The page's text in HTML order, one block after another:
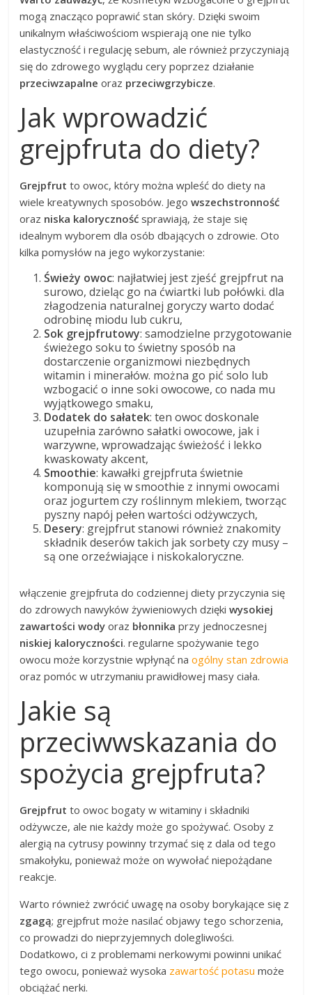
mogą znacząco poprawić stan skóry. Dzięki swoim
unikalnym właściwościom wspierają one nie tylko
elastyczność i regulację sebum, ale również przyczyniają
się do zdrowego wyglądu cery poprzez działanie
przeciwzapalne oraz przeciwgrzybicze.
Jak wprowadzić
grejpfruta do diety?
Grejpfrut to owoc, który można wpleść do diety na
wiele kreatywnych sposobów. Jegowszechstronność
oraz niska kaloryczność sprawiają, że staje się
idealnym wyborem dla osób dbających o zdrowie. Oto
kilka pomysłów na jego wykorzystanie:
Świeży owoc: najłatwiej jest zjeść grejpfrut na
surowo, dzieląc go na ćwiartki lub połówki. dla
złagodzenia naturalnej goryczy warto dodać
odrobinę miodu lub cukru,
Sok grejpfrutowy: samodzielne przygotowanie
świeżego soku to świetny sposób na
dostarczenie organizmowi niezbędnych
witamin i minerałów. można go pić solo lub
wzbogacić o inne soki owocowe, co nada mu
wyjątkowego smaku,
Dodatek do sałatek: ten owoc doskonale
uzupełnia zarówno sałatki owocowe, jak i
warzywne, wprowadzając świeżość i lekko
kwaskowaty akcent,
Smoothie: kawałki grejpfruta świetnie
komponują się w smoothie z innymi owocami
oraz jogurtem czy roślinnym mlekiem, tworząc
pyszny napój pełen wartości odżywczych,
Desery: grejpfrut stanowi również znakomity
składnik deserów takich jak sorbety czy musy –
są one orzeźwiające i niskokaloryczne.
włączenie grejpfruta do codziennej diety przyczynia się
do zdrowych nawyków żywieniowych dziękiwysokiej
zawartości wody oraz błonnika przy jednoczesnej
niskiej kaloryczności. regularne spożywanie tego
owocu może korzystnie wpłynąć naogólny stan zdrowia
oraz pomóc w utrzymaniu prawidłowej masy ciała.
Jakie są
przeciwwskazania do
spożycia grejpfruta?
Grejpfrut to owoc bogaty w witaminy i składniki
odżywcze, ale nie każdy może go spożywać. Osoby z
alergią na cytrusy powinny trzymać się z dala od tego
smakołyku, ponieważ może on wywołać niepożądane
reakcje.
Warto również zwrócić uwagę na osoby borykające się z
zgagą; grejpfrut może nasilać objawy tego schorzenia,
co prowadzi do nieprzyjemnych dolegliwości.
Dodatkowo, ci z problemami nerkowymi powinni unikać
tego owocu, ponieważ wysoka zawartość potasu może
obciążać nerki.